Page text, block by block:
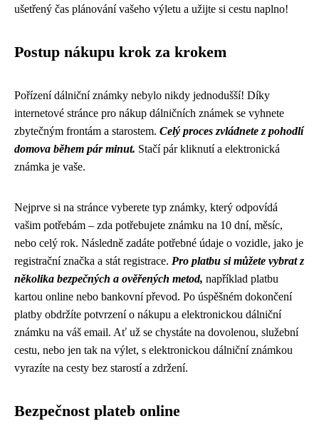
ušetřený čas plánování vašeho výletu a užijte si cestu naplno!
Postup nákupu krok za krokem
Pořízení dálniční známky nebylo nikdy jednodušší! Díky
internetové stránce pro nákup dálničních známek se vyhnete
zbytečným frontám a starostem. Celý proces zvládnete z pohodlí
domova během pár minut. Stačí pár kliknutí a elektronická
známka je vaše.
Nejprve si na stránce vyberete typ známky, který odpovídá
vašim potřebám – zda potřebujete známku na 10 dní, měsíc,
nebo celý rok. Následně zadáte potřebné údaje o vozidle, jako je
registrační značka a stát registrace. Pro platbu si můžete vybrat z
několika bezpečných a ověřených metod, například platbu
kartou online nebo bankovní převod. Po úspěšném dokončení
platby obdržíte potvrzení o nákupu a elektronickou dálniční
známku na váš email. Ať už se chystáte na dovolenou, služební
cestu, nebo jen tak na výlet, s elektronickou dálniční známkou
vyrazíte na cesty bez starostí a zdržení.
Bezpečnost plateb online